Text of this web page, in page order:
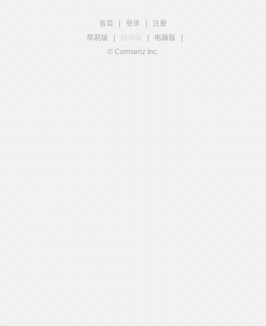
首页 登录
注册
简易版
触屏版 电脑版
© Comsenz Inc.